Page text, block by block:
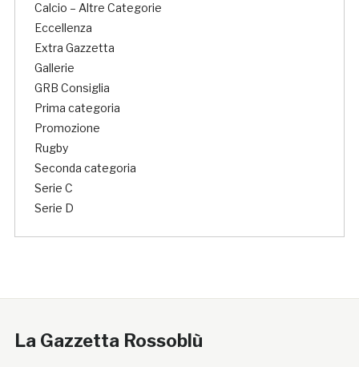
Calcio – Altre Categorie
Eccellenza
Extra Gazzetta
Gallerie
GRB Consiglia
Prima categoria
Promozione
Rugby
Seconda categoria
Serie C
Serie D
La Gazzetta Rossoblù